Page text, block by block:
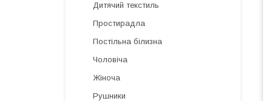
Дитячий текстиль
Простирадла
Постільна білизна
Чоловіча
Жіноча
Рушники